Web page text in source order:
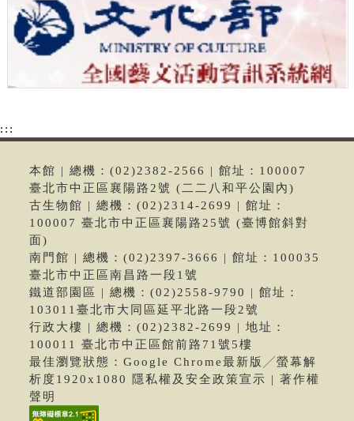
:::
本館 | 總機：(02)2382-2566 | 館址：100007
臺北市中正區襄陽路2號 (二二八和平公園內)
古生物館 | 總機：(02)2314-2699 | 館址：
100007 臺北市中正區襄陽路25號 (臺博館斜對
面)
南門館 | 總機：(02)2397-3666 | 館址：100035
臺北市中正區南昌路一段1號
鐵道部園區 | 總機：(02)2558-9790 | 館址：
103011臺北市大同區延平北路一段2號
行政大樓 | 總機：(02)2382-2699 | 地址：
100011 臺北市中正區館前路71號5樓
最佳瀏覽狀態：Google Chrome最新版╱螢幕解
析度1920x1080 隱私權及安全政策宣示 | 著作權
聲明